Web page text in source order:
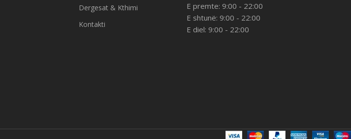
Dergesat & Kthimi
Kontakti
E premte: 9:00 - 22:00
E shtunë: 9:00 - 22:00
E diel: 9:00 - 22:00